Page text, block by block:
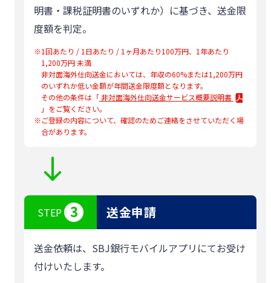
明書・課税証明書のいずれか）に基づき、送金限
度額を判定。
※1回あたり / 1日あたり / 1ヶ月あたり100万円、1年あたり
1,200万円 未満
非対面海外仕向送金においては、年収の60%または1,200万円
のいずれか低い金額が年間送金限度額となります。
その他の条件は「非対面海外仕向送金サービス概要説明書
」をご覧ください。
※ご登録の内容について、確認のためご連絡をさせていただく場
合があります。
STEP 3 送金申請
送金依頼は、SBJ銀行モバイルアプリにてお受け
付けいたします。